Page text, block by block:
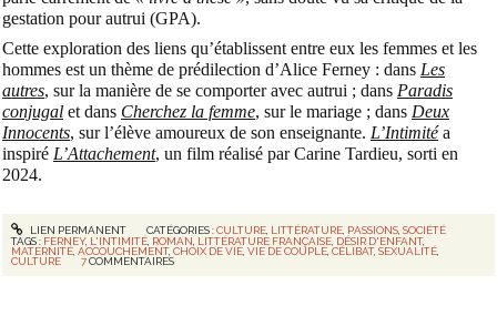
gestation pour autrui (GPA).
Cette exploration des liens qu’établissent entre eux les femmes et les
hommes est un thème de prédilection d’Alice Ferney : dans Les
autres, sur la manière de se comporter avec autrui ; dans Paradis
conjugal et dans Cherchez la femme, sur le mariage ; dans Deux
Innocents, sur l’élève amoureux de son enseignante. L’Intimitéa
inspiré L’Attachement, un film réalisé par Carine Tardieu, sorti en
2024.
LIEN PERMANENT CATÉGORIES :CULTURE, LITTÉRATURE, PASSIONS, SOCIÉTÉ
TAGS : FERNEY, L'INTIMITÉ, ROMAN, LITTÉRATURE FRANÇAISE, DÉSIR D'ENFANT,
MATERNITÉ,ACCOUCHEMENT,CHOIX DE VIE,VIE DE COUPLE,CÉLIBAT,SEXUALITÉ,
CULTURE
7 COMMENTAIRES